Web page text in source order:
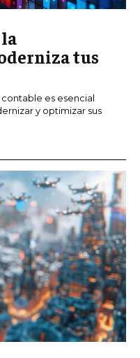
tus
es esencial
y optimizar sus